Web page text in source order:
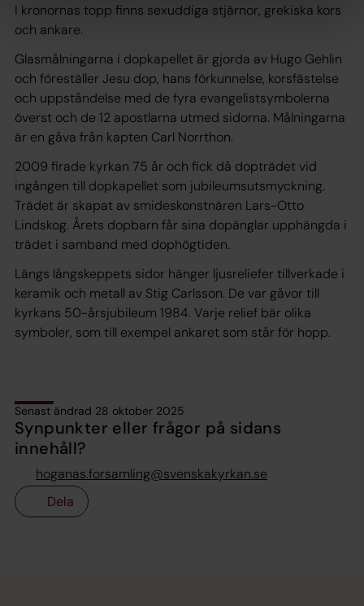
I kronornas topp finns sexuddiga stjärnor, grekiska kors
och ankare.
Glasmålningarna i dopkapellet är gjorda av Hugo Gehlin
och föreställer Jesu dop, hans förkunnelse, korsfästelse
och uppståndelse med de fyra evangelistsymbolerna
överst och de 12 apostlarna utmed sidorna. Målningarna
är en gåva från kapten Carl Norrthon.
2009 firade kyrkan 75 år och fick då dopträdet vid
ingången till dopkapellet som jubileumsutsmyckning.
Trädet är skapat av smideskonstnären Lars-Otto
Lindskog. Årets dopbarn får sina dopänglar upphängda i
trädet i samband med dophögtiden.
Längs långskeppets sidor hänger ljusreliefer tillverkade i
keramik och metall av Stig Carlsson. De var gåvor till
kyrkans 50-årsjubileum 1984. Varje relief bär olika
symboler, som till exempel ankaret som står för hopp.
Senast ändrad 28 oktober 2025
Synpunkter eller frågor på sidans
innehåll?
hoganas.forsamling@svenskakyrkan.se
Dela